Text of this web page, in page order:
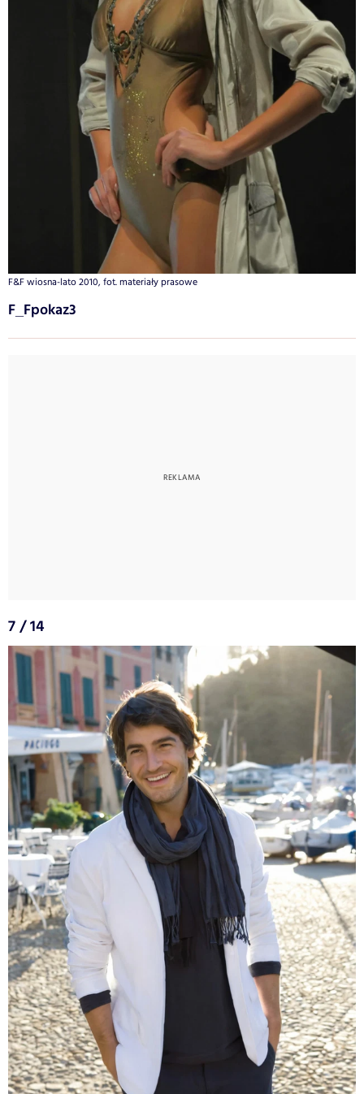
F&F wiosna-lato 2010, fot. materiały prasowe
F_Fpokaz3
7 / 14